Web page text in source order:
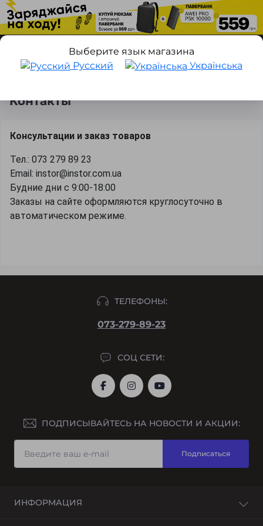
Контакты
Выберите язык магазина
Русский
Українська
Консультации и заказ товаров
Тел.: 073 279 89 23
Email: instor@instor.com.ua
Будние дни с 9:00-18:00
Заказы на сайте оформляются круглосуточно в
автоматическом режиме.
ТЕЛЕФОНЫ:
073-279-89-23
СОЦ СЕТИ:
ПОДПИСЫВАЙТЕСЬ НА НОВОСТИ И АКЦИИ:
Подписаться
ИНФОРМАЦИЯ